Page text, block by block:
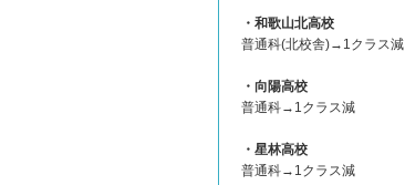
・和歌山北高校
普通科(北校舎)→1クラス減
・向陽高校
普通科→1クラス減
・星林高校
普通科→1クラス減